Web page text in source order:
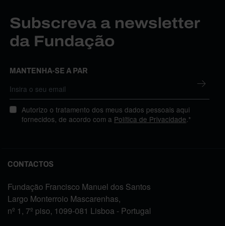
Subscreva a newsletter
da Fundação
MANTENHA-SE A PAR
Autorizo o tratamento dos meus dados pessoais aqui
fornecidos, de acordo com a Política de Privacidade .*
CONTACTOS
Fundação Francisco Manuel dos Santos
Largo Monterroio Mascarenhas,
nº 1, 7º piso, 1099-081 Lisboa - Portugal